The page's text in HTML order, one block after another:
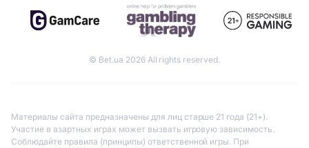
© Bet.ua 2026 All rights reserved.
Материалы сайта предназначены для лиц старше 21 года (21+).
Участие в азартных играх может вызвать игровую зависимость.
Соблюдайте правила (принципы) ответственной игры. При